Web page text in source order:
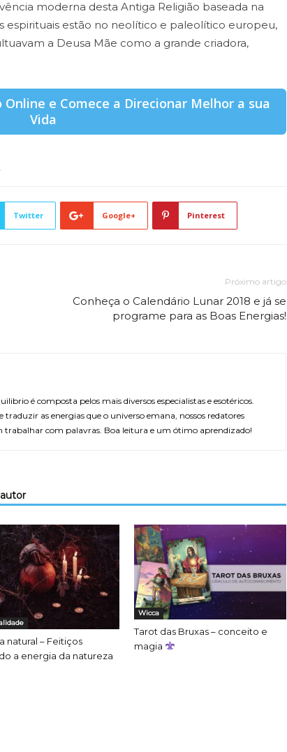
moderna desta Antiga Religião baseada na
espirituais estão no neolítico e paleolítico europeu,
a Deusa Mãe como a grande criadora,
Online e Comece a Direcionar Melhor a sua
Vida
Twitter Google+ Pinterest
Próximo artigo
Conheça o Calendário Lunar 2018 e já se
programe para as Boas Energias!
é composta pelos mais diversos especialistas e esotéricos.
as energias que o universo emana, nossos redatores
trabalhar com palavras. Boa leitura e um ótimo aprendizado!
natural – Feitiços
a energia da natureza
Wicca
Tarot das Bruxas – conceito e
magia